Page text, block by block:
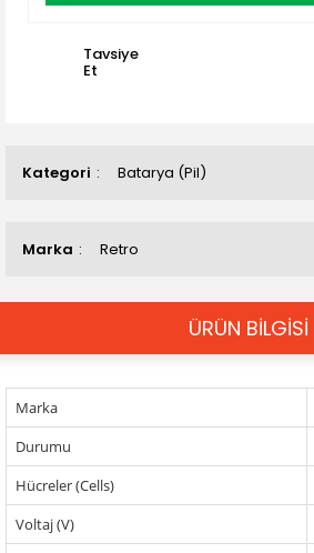
Kategori Batarya (Pil)
Marka Retro
Tavsiye
Et
ÜRÜN BİLGİSİ
Marka
Durumu
Hücreler (Cells)
Voltaj (V)